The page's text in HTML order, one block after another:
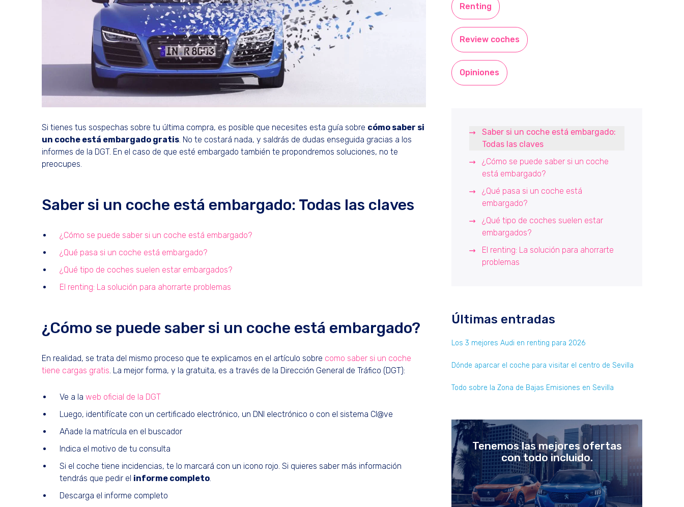
Si tienes tus sospechas sobre tu última compra, es posible que necesites esta guía sobre cómo saber si
un coche está embargado gratis . No te costará nada, y saldrás de dudas enseguida gracias a los
informes de la DGT. En el caso de que esté embargado también te propondremos soluciones, no te
preocupes.
Saber si un coche está embargado: Todas las claves
¿Cómo se puede saber si un coche está embargado?
¿Qué pasa si un coche está embargado?
¿Qué tipo de coches suelen estar embargados?
El renting: La solución para ahorrarte problemas
¿Cómo se puede saber si un coche está embargado?
En realidad, se trata del mismo proceso que te explicamos en el artículo sobre como saber si un coche
tiene cargas gratis . La mejor forma, y la gratuita, es a través de la Dirección General de Tráfico (DGT):
Ve a la web oficial de la DGT
Luego, identifícate con un certificado electrónico, un DNI electrónico o con el sistema Cl@ve
Añade la matrícula en el buscador
Indica el motivo de tu consulta
Si el coche tiene incidencias, te lo marcará con un icono rojo. Si quieres saber más información
tendrás que pedir el informe completo
Descarga el informe completo
Renting
Review coches
Opiniones
Saber si un coche está embargado:
Todas las claves
¿Cómo se puede saber si un coche
está embargado?
¿Qué pasa si un coche está
embargado?
¿Qué tipo de coches suelen estar
embargados?
El renting: La solución para ahorrarte
problemas
Últimas entradas
Los 3 mejores Audi en renting para 2026
Dónde aparcar el coche para visitar el centro de Sevilla
Todo sobre la Zona de Bajas Emisiones en Sevilla
Tenemos las mejores ofertas
con todo incluido.